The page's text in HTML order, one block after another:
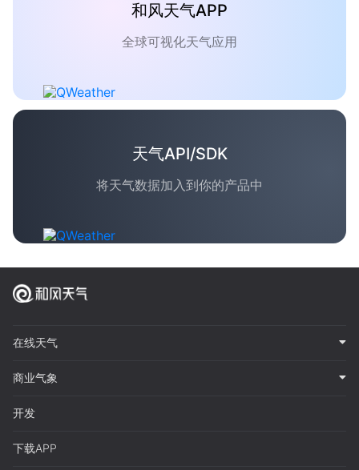
和风天气APP
全球可视化天气应用
天气API/SDK
将天气数据加入到你的产品中
在线天气
商业气象
开发
下载APP